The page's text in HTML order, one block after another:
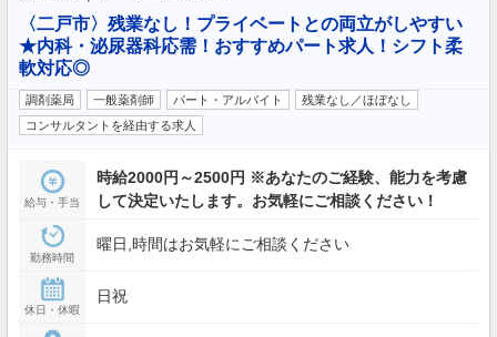
〈二戸市〉残業なし！プライベートとの両立がしやすい
★内科・泌尿器科応需！おすすめパート求人！シフト柔
軟対応◎
調剤薬局 一般薬剤師 パート・アルバイト
残業なし／ほぼなし
コンサルタントを経由する求人
給与・手当
時給2000円～2500円 ※あなたのご経験、能力を考慮
して決定いたします。お気軽にご相談ください！
勤務時間
曜日,時間はお気軽にご相談ください
休日・休暇
日祝